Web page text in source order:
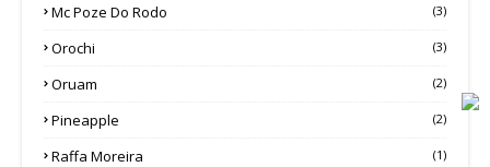
Mc Poze Do Rodo (3)
Orochi (3)
Oruam (2)
Pineapple (2)
Raffa Moreira (1)